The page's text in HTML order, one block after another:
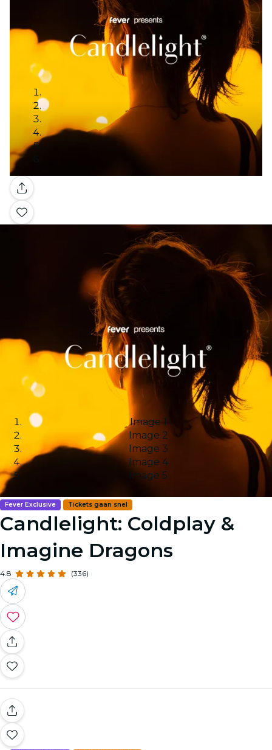
Galerij
Image 1
Image 2
Image 3
Image 4
Image 5
Fever Exclusive Tickets gaan snel
Candlelight: Coldplay &
Imagine Dragons
4.8 (336)